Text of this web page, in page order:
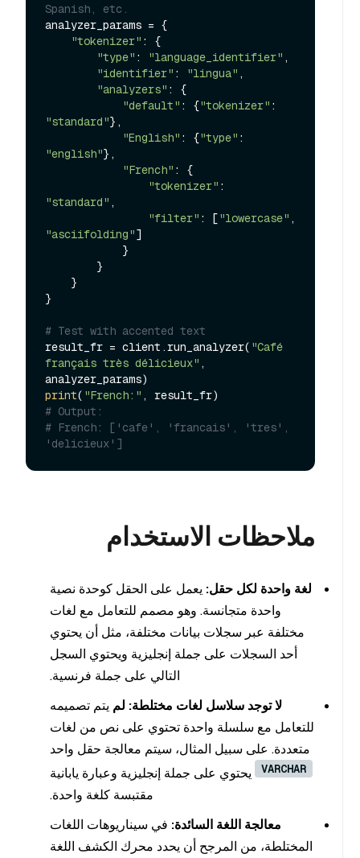
Spanish, etc.
analyzer_params = {
"tokenizer" : {
"type" : "language_identifier" ,
"identifier" : "lingua" ,
"analyzers" : {
"default" : {"tokenizer"
"standard"},
"English" : {"type"
"english"},
"French" : {
"tokenizer"
"standard" ,
"filter" : ["lowercase"
"asciifolding"]
}
# Test with accented text
result_fr = client.run_analyzer( "Café
français très délicieux" ,
print( "French:"
# Output:
# French: ['cafe', 'francais', 'tres',
'delicieux']
ملاحظات الاستخدام
لغة واحدة لكل حقل: يعمل على الحقل كوحدة نصية
واحدة متجانسة. وهو مصمم للتعامل مع لغات
مختلفة عبر سجلات بيانات مختلفة، مثل أن يحتوي
أحد السجلات على جملة إنجليزية ويحتوي السجل
التالي على جملة فرنسية.
لا توجد سلاسل لغات مختلطة: لم يتم تصميمه
للتعامل مع سلسلة واحدة تحتوي على نص من لغات
متعددة. على سبيل المثال، سيتم معالجة حقل واحد
VARCHAR
يحتوي على جملة إنجليزية وعبارة يابانية
مقتبسة كلغة واحدة.
معالجة اللغة السائدة: في سيناريوهات اللغات
المختلطة، من المرجح أن يحدد محرك الكشف اللغة